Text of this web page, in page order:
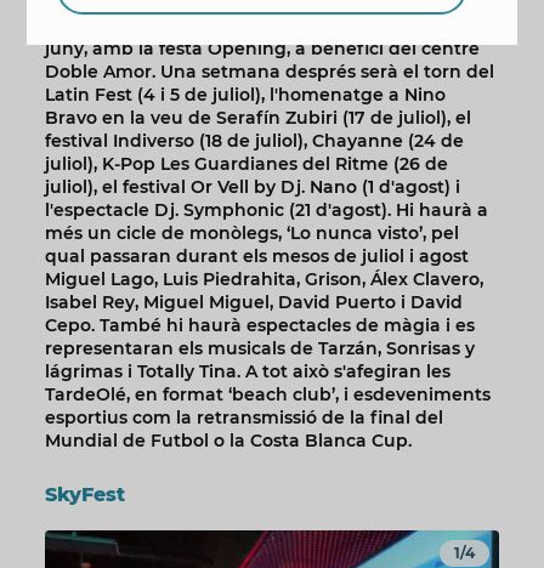
juny, amb la festa Opening, a benefici del centre
Doble Amor. Una setmana després serà el torn del
Latin Fest (4 i 5 de juliol), l'homenatge a Nino
Bravo en la veu de Serafín Zubiri (17 de juliol), el
festival Indiverso (18 de juliol), Chayanne (24 de
juliol), K-Pop Les Guardianes del Ritme (26 de
juliol), el festival Or Vell by Dj. Nano (1 d'agost) i
l'espectacle Dj. Symphonic (21 d'agost). Hi haurà a
més un cicle de monòlegs, ‘Lo nunca visto’, pel
qual passaran durant els mesos de juliol i agost
Miguel Lago, Luis Piedrahita, Grison, Álex Clavero,
Isabel Rey, Miguel Miguel, David Puerto i David
Cepo. També hi haurà espectacles de màgia i es
representaran els musicals de Tarzán, Sonrisas y
lágrimas i Totally Tina. A tot això s'afegiran les
TardeOlé, en format ‘beach club’, i esdeveniments
esportius com la retransmissió de la final del
Mundial de Futbol o la Costa Blanca Cup.
SkyFest
1/4